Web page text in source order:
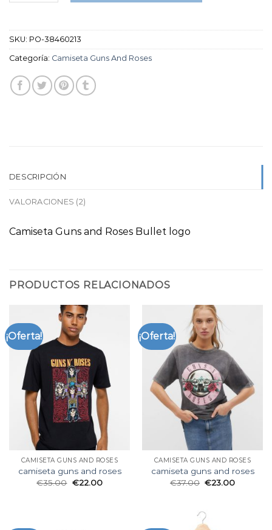
SKU: PO-38460213
Categoría: Camiseta Guns And Roses
DESCRIPCIÓN
VALORACIONES (2)
Camiseta Guns and Roses Bullet logo
PRODUCTOS RELACIONADOS
¡Oferta!
CAMISETA GUNS AND ROSES
camiseta guns and roses
€35.00 €22.00
¡Oferta!
CAMISETA GUNS AND ROSES
camiseta guns and roses
€37.00 €23.00